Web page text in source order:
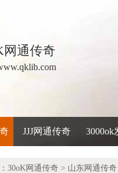
网通传奇
JJJ网通传奇 3000ok
30oK网通传奇 > 山东网通传奇